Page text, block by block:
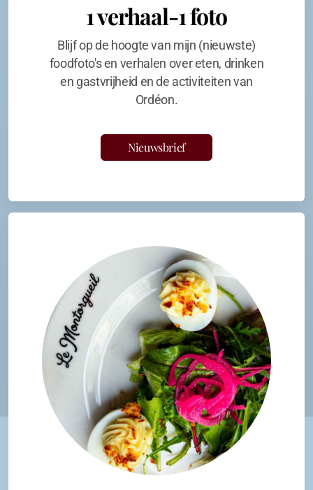
1 verhaal-1 foto
Blijf op de hoogte van mijn (nieuwste)
foodfoto's en verhalen over eten, drinken
en gastvrijheid en de activiteiten van
Ordéon.
Nieuwsbrief